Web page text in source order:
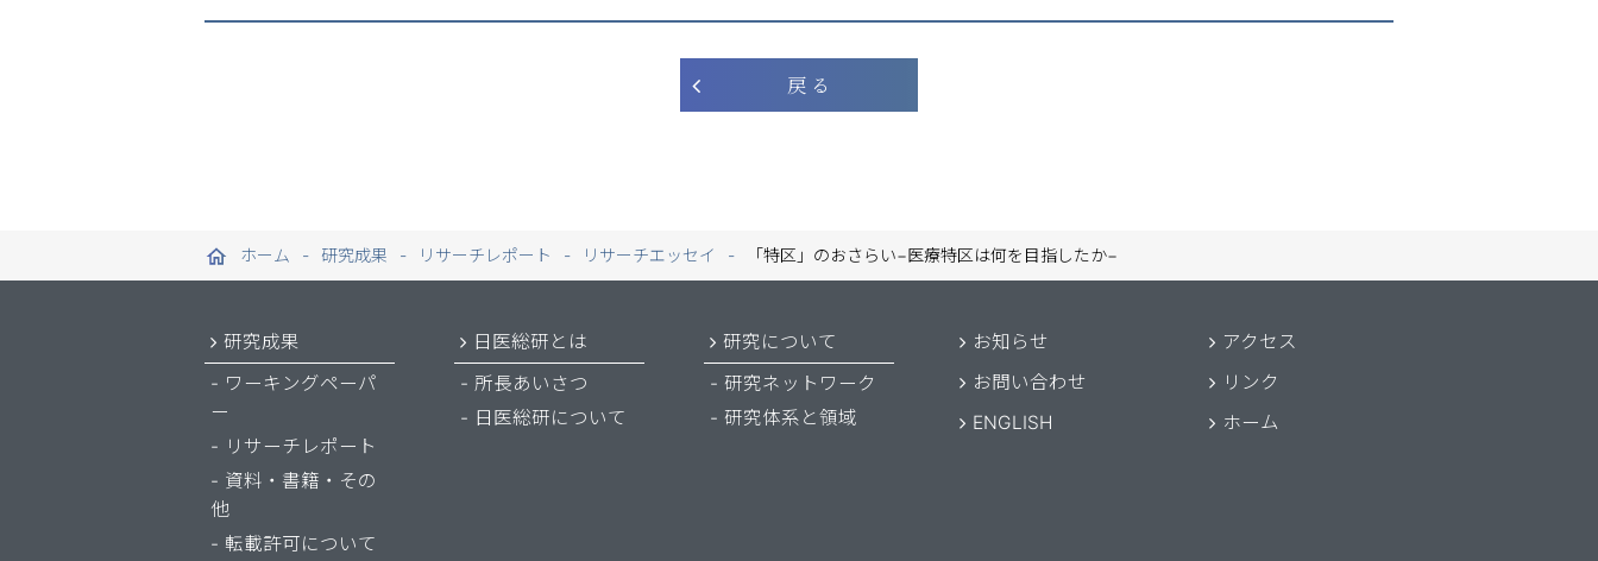
戻 る
ホーム 研究成果 リサーチレポート リサーチエッセイ 「特区」のおさらい−医療特区は何を目指したか−
研究成果
ワーキングペーパ
ー
リサーチレポート
資料・書籍・その
他
転載許可について
日医総研とは
所長あいさつ
日医総研について
研究について
研究ネットワーク
研究体系と領域
お知らせ
アクセス
お問い合わせ
リンク
ENGLISH
ホーム